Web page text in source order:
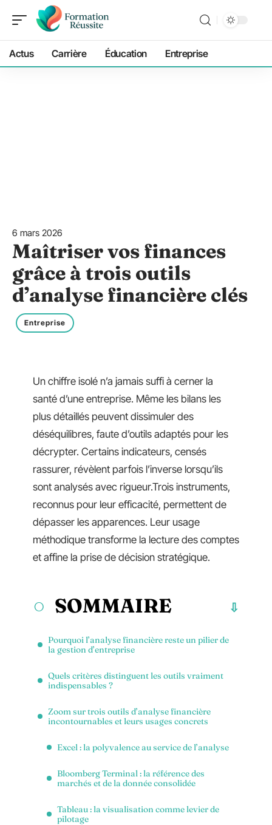
Actus Carrière Éducation Entreprise
6 mars 2026
Maîtriser vos finances
grâce à trois outils
d’analyse financière clés
Entreprise
Un chiffre isolé n’a jamais suffi à cerner la
santé d’une entreprise. Même les bilans les
plus détaillés peuvent dissimuler des
déséquilibres, faute d’outils adaptés pour les
décrypter. Certains indicateurs, censés
rassurer, révèlent parfois l’inverse lorsqu’ils
sont analysés avec rigueur.Trois instruments,
reconnus pour leur efficacité, permettent de
dépasser les apparences. Leur usage
méthodique transforme la lecture des comptes
et affine la prise de décision stratégique.
SOMMAIRE
Pourquoi l’analyse financière reste un pilier de
la gestion d’entreprise
Quels critères distinguent les outils vraiment
indispensables ?
Zoom sur trois outils d’analyse financière
incontournables et leurs usages concrets
Excel : la polyvalence au service de l’analyse
Bloomberg Terminal : la référence des
marchés et de la donnée consolidée
Tableau : la visualisation comme levier de
pilotage